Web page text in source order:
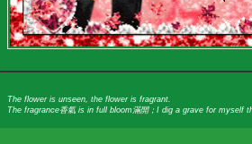
The flower is unseen, the flower is fragrant.
The fragrance香氣 is in full bloom滿開；I dig a grave for myself